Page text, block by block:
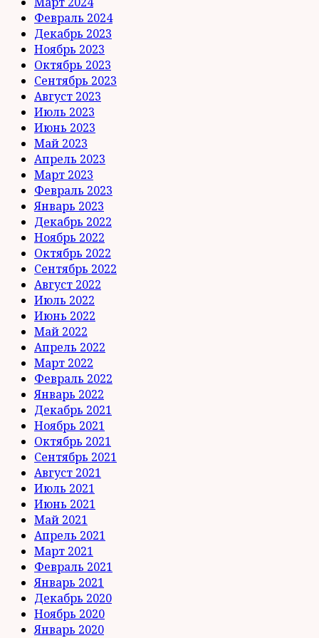
Февраль 2024
Декабрь 2023
Ноябрь 2023
Октябрь 2023
Сентябрь 2023
Август 2023
Июль 2023
Июнь 2023
Май 2023
Апрель 2023
Март 2023
Февраль 2023
Январь 2023
Декабрь 2022
Ноябрь 2022
Октябрь 2022
Сентябрь 2022
Август 2022
Июль 2022
Июнь 2022
Май 2022
Апрель 2022
Март 2022
Февраль 2022
Январь 2022
Декабрь 2021
Ноябрь 2021
Октябрь 2021
Сентябрь 2021
Август 2021
Июль 2021
Июнь 2021
Май 2021
Апрель 2021
Март 2021
Февраль 2021
Январь 2021
Декабрь 2020
Ноябрь 2020
Январь 2020